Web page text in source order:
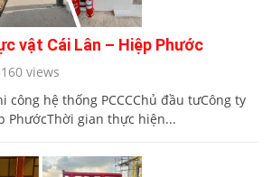
vật Cái Lân – Hiệp Phước
views
công hệ thống PCCCChủ đầu tưCông ty
PhướcThời gian thực hiện...